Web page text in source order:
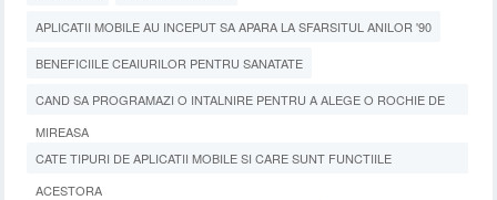
APLICATII MOBILE AU INCEPUT SA APARA LA SFARSITUL ANILOR '90
BENEFICIILE CEAIURILOR PENTRU SANATATE
CAND SA PROGRAMAZI O INTALNIRE PENTRU A ALEGE O ROCHIE DE
MIREASA
CATE TIPURI DE APLICATII MOBILE SI CARE SUNT FUNCTIILE
ACESTORA